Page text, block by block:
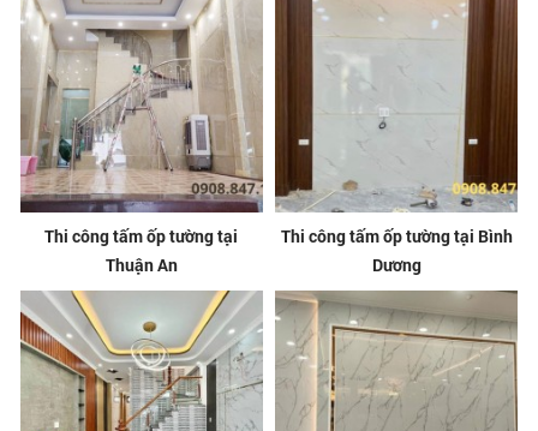
Thi công tấm ốp tường tại
Thuận An
Thi công tấm ốp tường tại Bình
Dương